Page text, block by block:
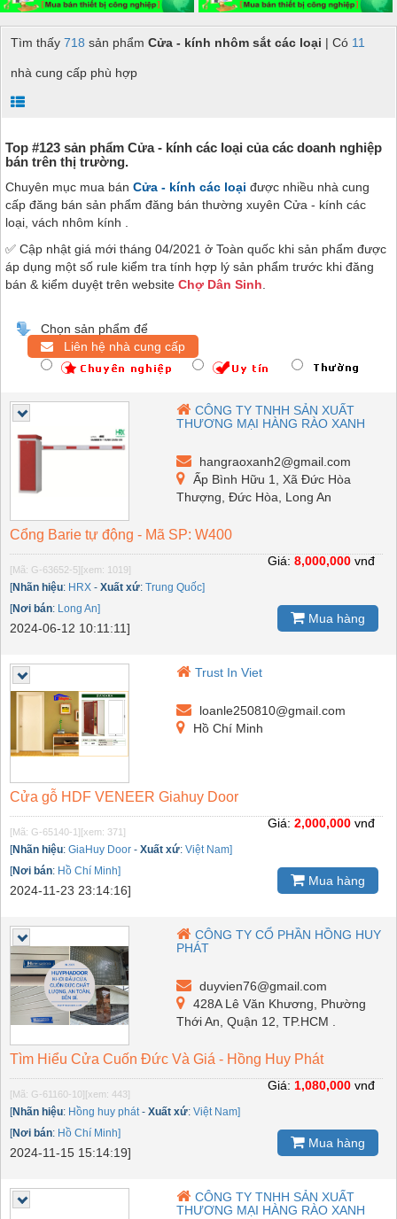
Tìm thấy 718 sản phẩm Cửa - kính nhôm sắt các loại | Có 11
nhà cung cấp phù hợp
Top #123 sản phẩm Cửa - kính các loại của các doanh nghiệp
bán trên thị trường.
Chuyên mục mua bán Cửa - kính các loại được nhiều nhà cung
cấp đăng bán sản phẩm đăng bán thường xuyên Cửa - kính các
loại, vách nhôm kính .
✅ Cập nhật giá mới tháng 04/2021 ở Toàn quốc khi sản phẩm được
áp dụng một số rule kiểm tra tính hợp lý sản phẩm trước khi đăng
bán & kiểm duyệt trên website Chợ Dân Sinh.
Chọn sản phẩm để
Liên hệ nhà cung cấp
CÔNG TY TNHH SẢN XUẤT
THƯƠNG MẠI HÀNG RÀO XANH
hangraoxanh2@gmail.com
Ấp Bình Hữu 1, Xã Đức Hòa
Thượng, Đức Hòa, Long An
Cổng Barie tự động - Mã SP: W400
[Mã: G-63652-5] [xem: 1019]
[Nhãn hiệu: HRX - Xuất xứ: Trung Quốc]
[Nơi bán: Long An]
2024-06-12 10:11:11]
Giá: 8,000,000 vnđ
Mua hàng
Trust In Viet
loanle250810@gmail.com
Hồ Chí Minh
Cửa gỗ HDF VENEER Giahuy Door
[Mã: G-65140-1] [xem: 371]
[Nhãn hiệu: GiaHuy Door - Xuất xứ: Việt Nam]
[Nơi bán: Hồ Chí Minh]
2024-11-23 23:14:16]
Giá: 2,000,000 vnđ
Mua hàng
CÔNG TY CỔ PHẦN HỒNG HUY
PHÁT
duyvien76@gmail.com
428A Lê Văn Khương, Phường
Thới An, Quận 12, TP.HCM .
Tìm Hiểu Cửa Cuốn Đức Và Giá - Hồng Huy Phát
[Mã: G-61160-10] [xem: 443]
[Nhãn hiệu: Hồng huy phát- Xuất xứ: Việt Nam]
[Nơi bán: Hồ Chí Minh]
2024-11-15 15:14:19]
Giá: 1,080,000 vnđ
Mua hàng
CÔNG TY TNHH SẢN XUẤT
THƯƠNG MẠI HÀNG RÀO XANH